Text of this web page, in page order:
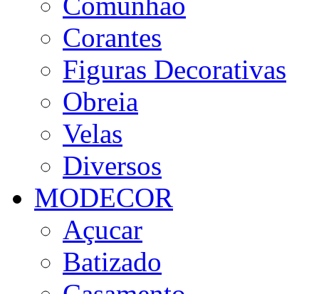
Corantes
Figuras Decorativas
Obreia
Velas
Diversos
MODECOR
Açucar
Batizado